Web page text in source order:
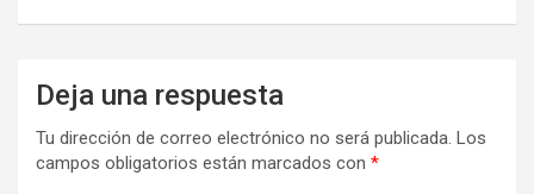
Deja una respuesta
Tu dirección de correo electrónico no será publicada. Los
campos obligatorios están marcados con *